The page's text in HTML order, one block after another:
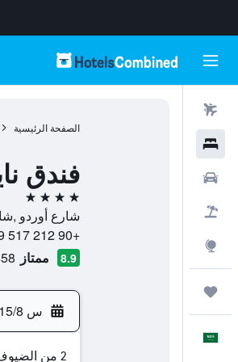
الصفحة الرئيسية
فندق
4 نجوم
شارع أوردو ,شارع مسجد
+90 212 517 3239
8.9 ممتاز 458 من التقييمات
س 15/8
2 من الضيوف، غرفة واحدة